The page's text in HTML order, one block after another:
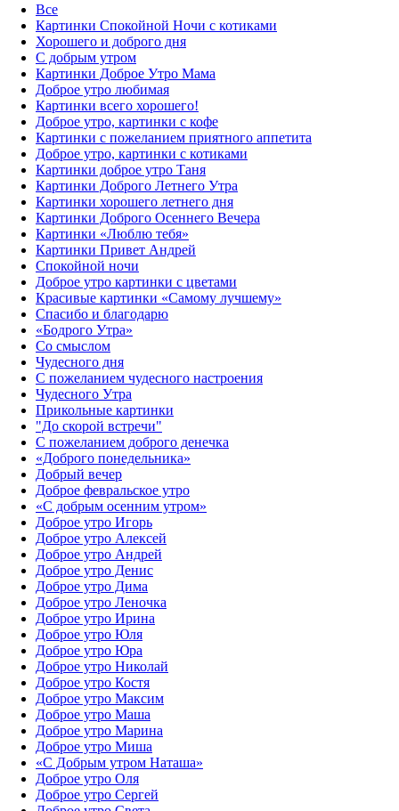
Все
Картинки Спокойной Ночи с котиками
Хорошего и доброго дня
С добрым утром
Картинки Доброе Утро Мама
Доброе утро любимая
Картинки всего хорошего!
Доброе утро, картинки с кофе
Картинки с пожеланием приятного аппетита
Доброе утро, картинки с котиками
Картинки доброе утро Таня
Картинки Доброго Летнего Утра
Картинки хорошего летнего дня
Картинки Доброго Осеннего Вечера
Картинки «Люблю тебя»
Картинки Привет Андрей
Спокойной ночи
Доброе утро картинки с цветами
Красивые картинки «Самому лучшему»
Спасибо и благодарю
«‎Бодрого Утра»‎
Со смыслом
Чудесного дня
С пожеланием чудесного настроения
Чудесного Утра
Прикольные картинки
"До скорой встречи"
С пожеланием доброго денечка
«Доброго понедельника»‎
Добрый вечер
Доброе февральское утро
«С добрым осенним утром»‎
Доброе утро Игорь
Доброе утро Алексей
Доброе утро Андрей
Доброе утро Денис
Доброе утро Дима
Доброе утро Леночка
Доброе утро Ирина
Доброе утро Юля
Доброе утро Юра
Доброе утро Николай
Доброе утро Костя
Доброе утро Максим
Доброе утро Маша
Доброе утро Марина
Доброе утро Миша
«С Добрым утром Наташа»
Доброе утро Оля
Доброе утро Сергей